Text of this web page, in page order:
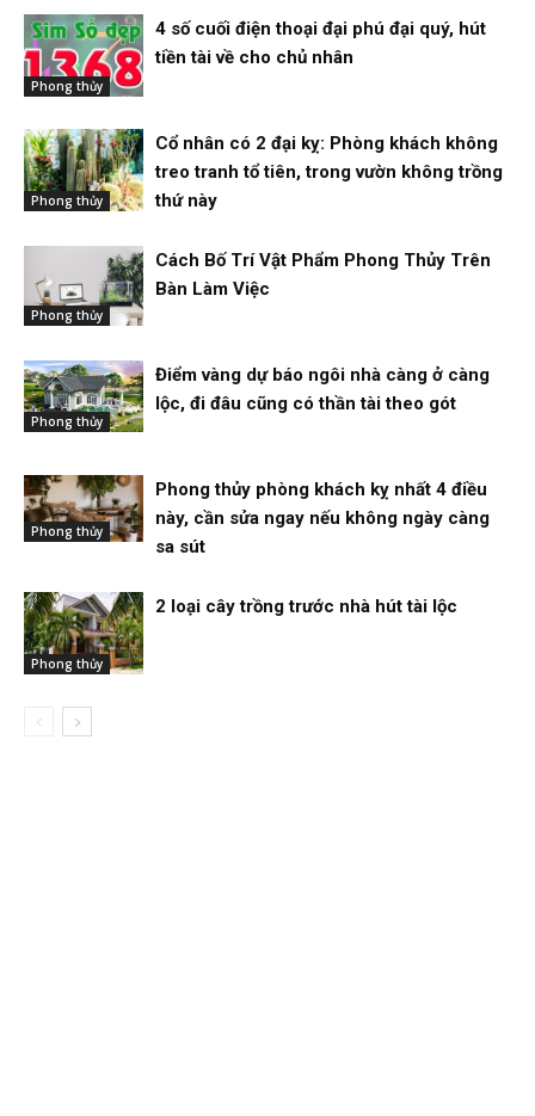
Phong thủy
4 số cuối điện thoại đại phú đại quý, hút
tiền tài về cho chủ nhân
Phong thủy
Cổ nhân có 2 đại kỵ: Phòng khách không
treo tranh tổ tiên, trong vườn không trồng
thứ này
Phong thủy
Cách Bố Trí Vật Phẩm Phong Thủy Trên
Bàn Làm Việc
Phong thủy
Điểm vàng dự báo ngôi nhà càng ở càng
lộc, đi đâu cũng có thần tài theo gót
Phong thủy
Phong thủy phòng khách kỵ nhất 4 điều
này, cần sửa ngay nếu không ngày càng
sa sút
Phong thủy
2 loại cây trồng trước nhà hút tài lộc